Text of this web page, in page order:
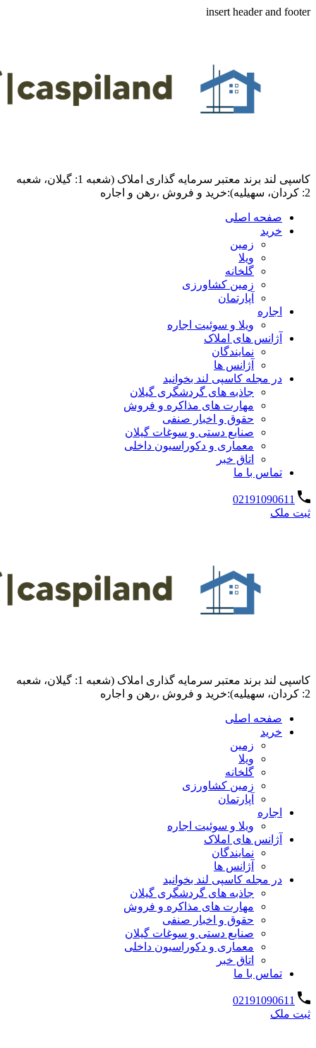
insert header and footer
کاسپی لند برند معتبر سرمایه گذاری املاک (شعبه 1: گیلان، شعبه
2: کردان، سهیلیه):خرید و فروش ،رهن و اجاره
صفحه اصلی
خرید
زمین
ویلا
گلخانه
زمین کشاورزی
آپارتمان
اجاره
ویلا و سوئیت اجاره
آژانس های املاک
نمایندگان
آژانس ها
در مجله کاسپی لند بخوانید
جاذبه های گردشگری گیلان
مهارت های مذاکره و فروش
حقوق و اخبار صنفی
صنایع دستی و سوغات گیلان
معماری و دکوراسیون داخلی
اتاق خبر
تماس با ما
02191090611
ثبت ملک
کاسپی لند برند معتبر سرمایه گذاری املاک (شعبه 1: گیلان، شعبه
2: کردان، سهیلیه):خرید و فروش ،رهن و اجاره
صفحه اصلی
خرید
زمین
ویلا
گلخانه
زمین کشاورزی
آپارتمان
اجاره
ویلا و سوئیت اجاره
آژانس های املاک
نمایندگان
آژانس ها
در مجله کاسپی لند بخوانید
جاذبه های گردشگری گیلان
مهارت های مذاکره و فروش
حقوق و اخبار صنفی
صنایع دستی و سوغات گیلان
معماری و دکوراسیون داخلی
اتاق خبر
تماس با ما
02191090611
ثبت ملک